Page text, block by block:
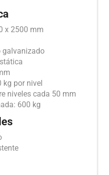
x 2500 mm
galvanizado
kg por nivel
niveles cada 50 mm
600 kg